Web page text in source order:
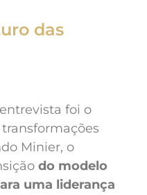
das
foi o
Minier, o
do modelo
uma liderança